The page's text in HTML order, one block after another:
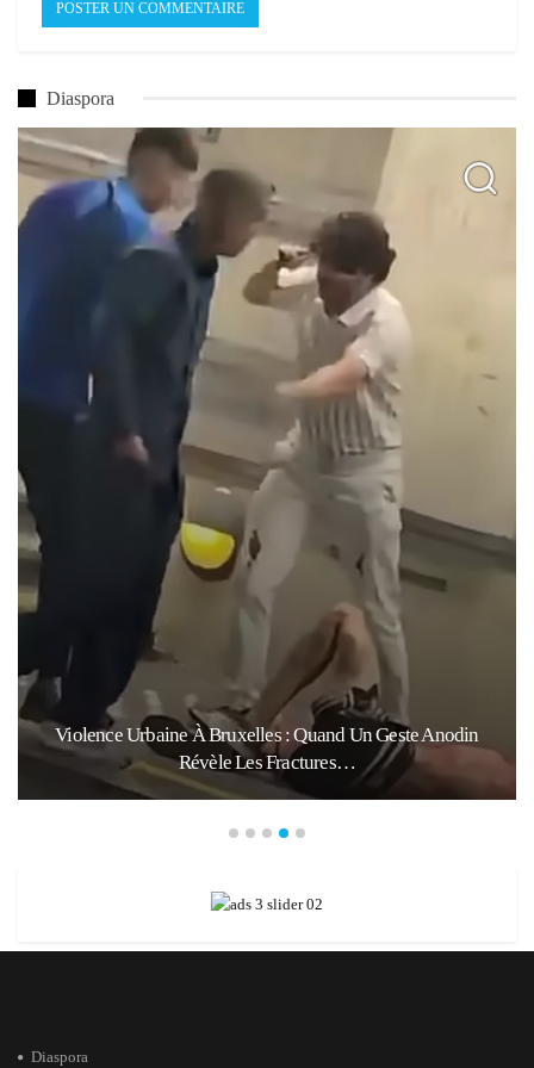
Diaspora
: Quand Un Geste Anodin
Fractures…
Ceuta : Les Messages
Diaspora